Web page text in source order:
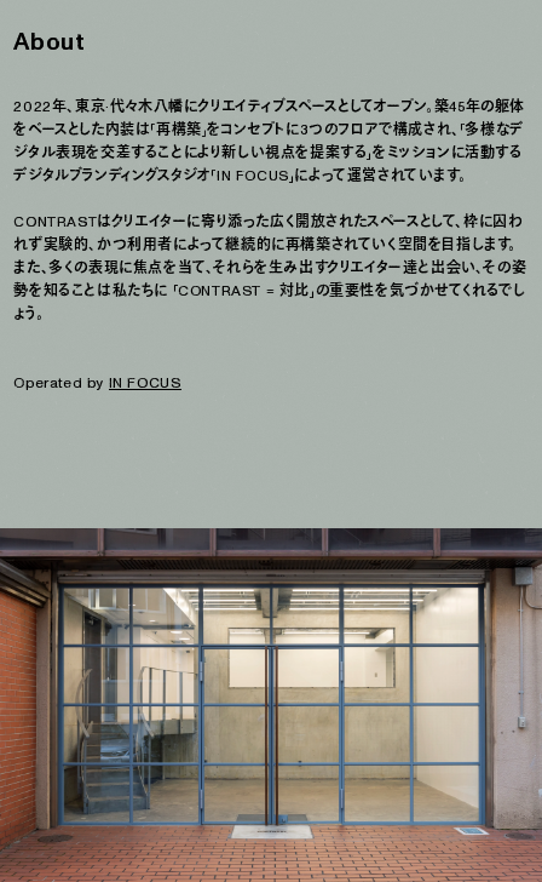
About
2022年、東京·代々木八幡にクリエイティブスペースとしてオープン。築45年の躯体
をベースとした内装は「再構築」をコンセプトに3つのフロアで構成され、「多様なデ
ジタル表現を交差することにより新しい視点を提案する」をミッションに活動する
デジタルブランディングスタジオ「IN FOCUS」によって運営されています。
CONTRASTはクリエイターに寄り添った広く開放されたスペースとして、枠に囚わ
れず実験的、かつ利用者によって継続的に再構築されていく空間を目指します。
また、多くの表現に焦点を当て、それらを生み出すクリエイター達と出会い、その姿
勢を知ることは私たちに 「CONTRAST = 対比」の重要性を気づかせてくれるでし
ょう。
Operated by IN FOCUS
2022年、東京·代々木八幡にクリエイティブスペースとしてオープン。築45年の躯体
をベースとした内装は「再構築」をコンセプトに3つのフロアで構成され、「多様なデ
ジタル表現を交差することにより新しい視点を提案する」をミッションに活動する
デジタルブランディングスタジオ「IN FOCUS」によって運営されています。
CONTRASTはクリエイターに寄り添った広く開放されたスペースとして、枠に囚わ
れず実験的、かつ利用者によって継続的に再構築されていく空間を目指します。
また、多くの表現に焦点を当て、それらを生み出すクリエイター達と出会い、その姿
勢を知ることは私たちに 「CONTRAST = 対比」の重要性を気づかせてくれるでし
ょう。
Operated by IN FOCUS
END
powered by IN FOCUS